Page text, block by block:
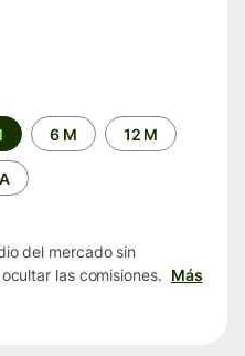
6 M 12 M
del mercado sin
las comisiones. Más